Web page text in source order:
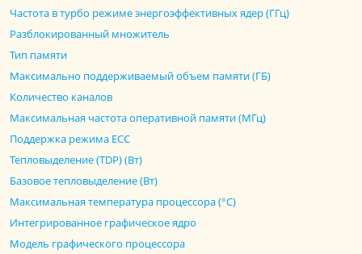
Частота в турбо режиме энергоэффективных ядер (ГГц)
Разблокированный множитель
Тип памяти
Максимально поддерживаемый объем памяти (ГБ)
Количество каналов
Максимальная частота оперативной памяти (МГц)
Поддержка режима ECC
Тепловыделение (TDP) (Вт)
Базовое тепловыделение (Вт)
Максимальная температура процессора (°C)
Интегрированное графическое ядро
Модель графического процессора